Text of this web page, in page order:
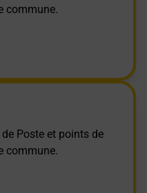
commune.
Poste et points de
commune.